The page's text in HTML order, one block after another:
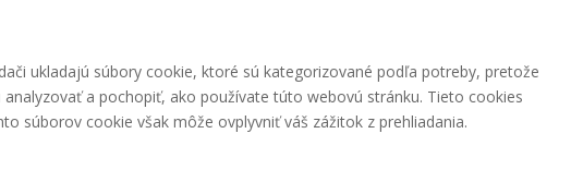
ukladajú súbory cookie, ktoré sú kategorizované podľa potreby, pretože
a pochopiť, ako používate túto webovú stránku. Tieto cookies
súborov cookie však môže ovplyvniť váš zážitok z prehliadania.